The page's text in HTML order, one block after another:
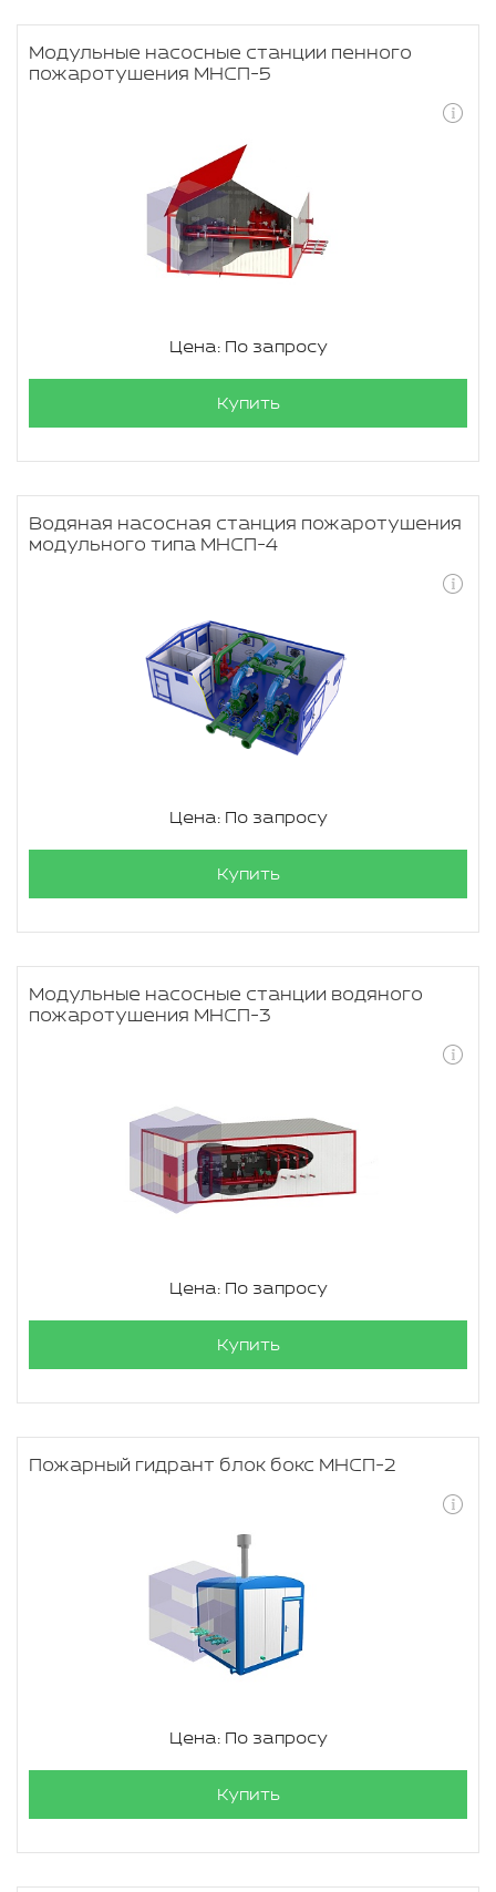
Модульные насосные станции пенного
пожаротушения МНСП-5
Цена: По запросу
Купить
Водяная насосная станция пожаротушения
модульного типа МНСП-4
Цена: По запросу
Купить
Модульные насосные станции водяного
пожаротушения МНСП-3
Цена: По запросу
Купить
Пожарный гидрант блок бокс МНСП-2
Цена: По запросу
Купить